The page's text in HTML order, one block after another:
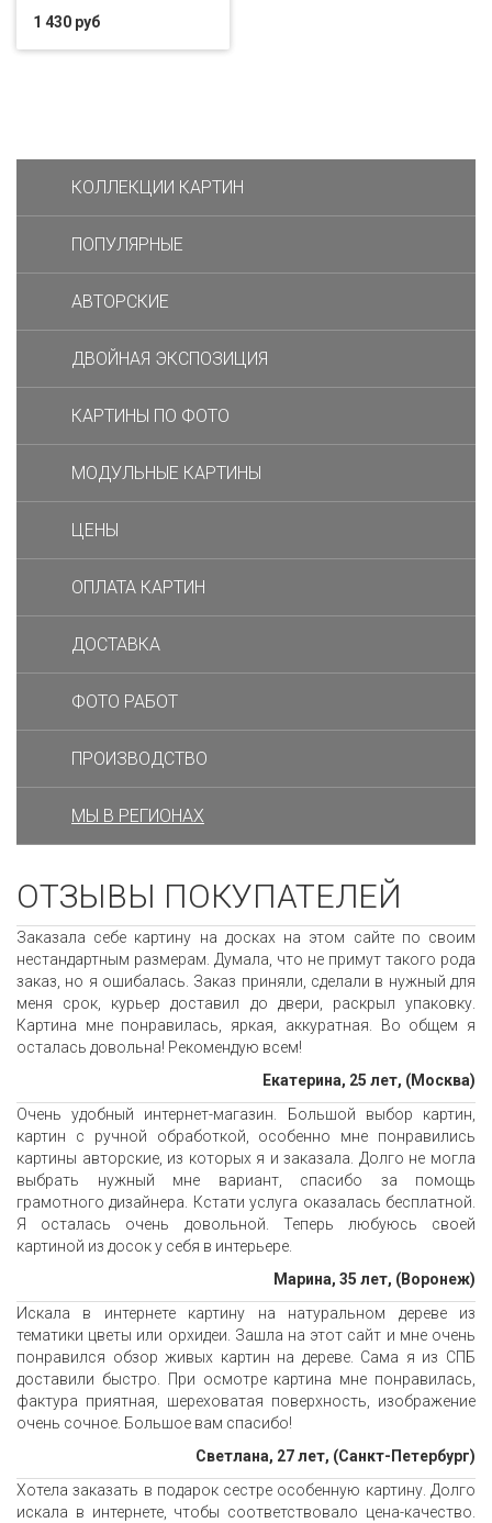
1 430 руб
КОЛЛЕКЦИИ КАРТИН
ПОПУЛЯРНЫЕ
АВТОРСКИЕ
ДВОЙНАЯ ЭКСПОЗИЦИЯ
КАРТИНЫ ПО ФОТО
МОДУЛЬНЫЕ КАРТИНЫ
ЦЕНЫ
ОПЛАТА КАРТИН
ДОСТАВКА
ФОТО РАБОТ
ПРОИЗВОДСТВО
МЫ В РЕГИОНАХ
ОТЗЫВЫ ПОКУПАТЕЛЕЙ
Заказала себе картину на досках на этом сайте по своим
нестандартным размерам. Думала, что не примут такого рода
заказ, но я ошибалась. Заказ приняли, сделали в нужный для
меня срок, курьер доставил до двери, раскрыл упаковку.
Картина мне понравилась, яркая, аккуратная. Во общем я
осталась довольна! Рекомендую всем!
Екатерина, 25 лет, (Москва)
Очень удобный интернет-магазин. Большой выбор картин,
картин с ручной обработкой, особенно мне понравились
картины авторские, из которых я и заказала. Долго не могла
выбрать нужный мне вариант, спасибо за помощь
грамотного дизайнера. Кстати услуга оказалась бесплатной.
Я осталась очень довольной. Теперь любуюсь своей
картиной из досок у себя в интерьере.
Марина, 35 лет, (Воронеж)
Искала в интернете картину на натуральном дереве из
тематики цветы или орхидеи. Зашла на этот сайт и мне очень
понравился обзор живых картин на дереве. Сама я из СПБ
доставили быстро. При осмотре картина мне понравилась,
фактура приятная, шереховатая поверхность, изображение
очень сочное. Большое вам спасибо!
Светлана, 27 лет, (Санкт-Петербург)
Хотела заказать в подарок сестре особенную картину. Долго
искала в интернете, чтобы соответствовало цена-качество.